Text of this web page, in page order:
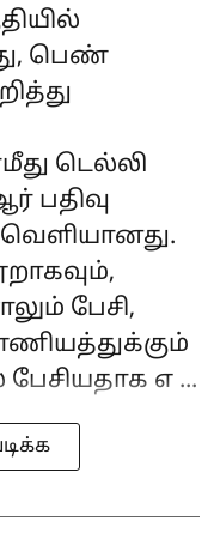
பெண்
டெல்லி
பதிவு
பேசி,
எ ...